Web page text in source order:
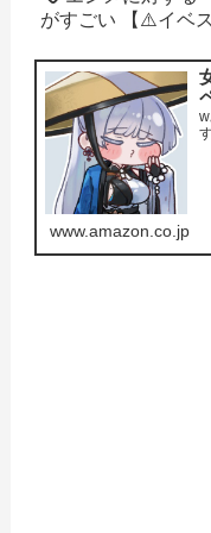
がすごい 【⚠️イベ
www.amazon.co.jp